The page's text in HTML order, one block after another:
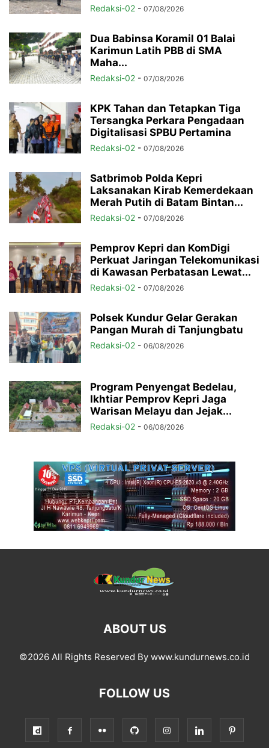
Redaksi-02 - 07/08/2026
Dua Babinsa Koramil 01 Balai
Karimun Latih PBB di SMA
Maha...
Redaksi-02 - 07/08/2026
KPK Tahan dan Tetapkan Tiga
Tersangka Perkara Pengadaan
Digitalisasi SPBU Pertamina
Redaksi-02 - 07/08/2026
Satbrimob Polda Kepri
Laksanakan Kirab Kemerdekaan
Merah Putih di Batam Bintan...
Redaksi-02 - 07/08/2026
Pemprov Kepri dan KomDigi
Perkuat Jaringan Telekomunikasi
di Kawasan Perbatasan Lewat...
Redaksi-02 - 07/08/2026
Polsek Kundur Gelar Gerakan
Pangan Murah di Tanjungbatu
Redaksi-02 - 06/08/2026
Program Penyengat Bedelau,
Ikhtiar Pemprov Kepri Jaga
Warisan Melayu dan Jejak...
Redaksi-02 - 06/08/2026
ABOUT US
©2026 All Rights Reserved By www.kundurnews.co.id
FOLLOW US